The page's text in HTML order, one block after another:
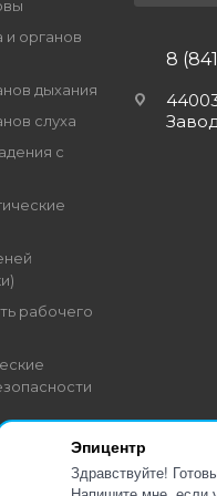
Эпицентр
Здравствуйте!
и органов
дыхания
слуха
с
рабочего
8